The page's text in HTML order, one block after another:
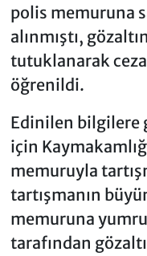
polis memuruna
alınmıştı,
tutuklanarak
öğrenildi.
Edinilen bilgilere
için
memuruyla
tartışmanın
memuruna
tarafından